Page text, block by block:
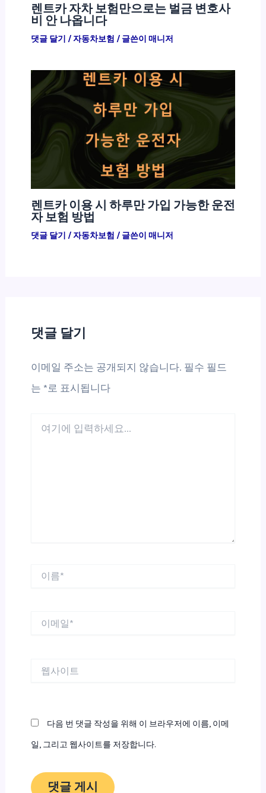
렌트카 자차 보험만으로는 벌금 변호사
비 안 나옵니다
댓글 달기 /자동차보험 / 글쓴이 매니저
렌트카 이용 시 하루만 가입 가능한 운전
자 보험 방법
댓글 달기 /자동차보험 / 글쓴이 매니저
댓글 달기
이메일 주소는 공개되지 않습니다. 필수 필드
는 * 로 표시됩니다
다음 번 댓글 작성을 위해 이 브라우저에 이름, 이메
일, 그리고 웹사이트를 저장합니다.